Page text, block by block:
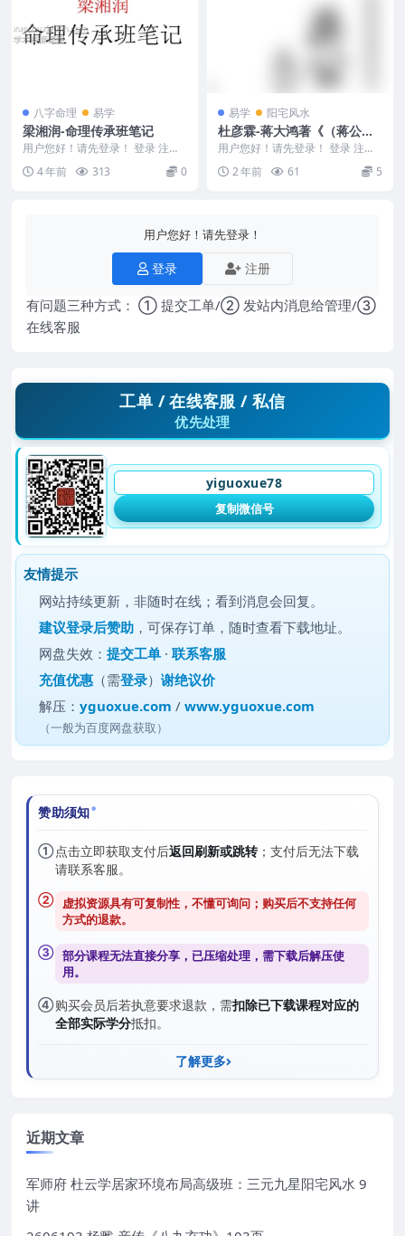
八字命理 易学
梁湘润-命理传承班笔记
用户您好！请先登录！ 登录 注册
梁湘润-命理传承班笔记 4135B25
1 4 年前 313 0
易学 阳宅风水
杜彦霖-蒋大鸿著《（蒋公秘
传）大玄空形峦精髓》260页.
pdf
用户您好！请先登录！ 登录 注册
杜彦霖-蒋大鸿著《（蒋公秘传）
大玄空形峦精髓》...
2 年前 61 5
用户您好！请先登录！
登录 注册
有问题三种方式： ① 提交工单/② 发站内消息给管理/③
在线客服
工单 / 在线客服 / 私信
优先处理
yiguoxue78
复制微信号
友情提示
网站持续更新，非随时在线；看到消息会回复。
建议登录后赞助 ，可保存订单，随时查看下载地址。
网盘失效：提交工单 ·联系客服
充值优惠 （需登录）谢绝议价
解压：yguoxue.com /www.yguoxue.com
（一般为百度网盘获取）
赞助须知
①点击立即获取支付后返回刷新或跳转；支付后无法下载
请联系客服。
② 虚拟资源具有可复制性，不懂可询问；购买后不支持任何
方式的退款。
③ 部分课程无法直接分享，已压缩处理，需下载后解压使
用。
④购买会员后若执意要求退款，需扣除已下载课程对应的
全部实际学分抵扣。
了解更多
近期文章
军师府 杜云学居家环境布局高级班：三元九星阳宅风水 9
讲